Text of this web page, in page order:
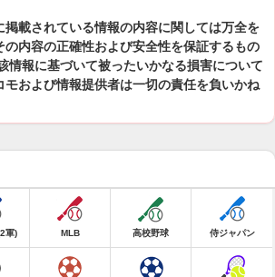
掲載されている情報の内容に関しては万全を
の内容の正確性および安全性を保証するもの
情報に基づいて被ったいかなる損害について
モおよび情報提供者は一切の責任を負いかね
軍) MLB 高校野球 侍ジャパン